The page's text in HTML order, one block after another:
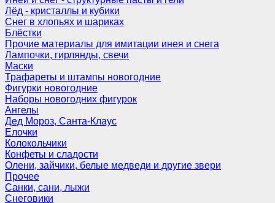
Лёд - кристаллы и кубики
Снег в хлопьях и шариках
Блёстки
Прочие материалы для имитации инея и снега
Лампочки, гирлянды, свечи
Маски
Трафареты и штампы новогодние
Фигурки новогодние
Наборы новогодних фигурок
Ангелы
Дед Мороз, Санта-Клаус
Елочки
Колокольчики
Конфеты и сладости
Олени, зайчики, белые медведи и другие звери
Прочее
Санки, сани, лыжи
Снеговики